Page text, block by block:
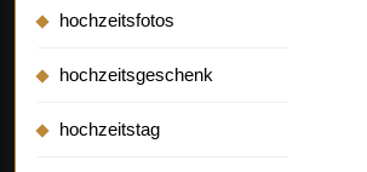
hochzeitsfotos
hochzeitsgeschenk
hochzeitstag